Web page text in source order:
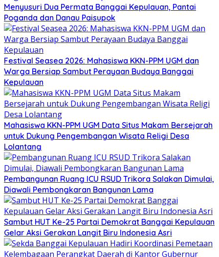
Menyusuri Dua Permata Banggai Kepulauan, Pantai
Poganda dan Danau Paisupok
Festival Seasea 2026: Mahasiswa KKN-PPM UGM dan
Warga Bersiap Sambut Perayaan Budaya Banggai
Kepulauan
Mahasiswa KKN-PPM UGM Data Situs Makam Bersejarah
untuk Dukung Pengembangan Wisata Religi Desa
Lolantang
Pembangunan Ruang ICU RSUD Trikora Salakan Dimulai,
Diawali Pembongkaran Bangunan Lama
Sambut HUT Ke-25 Partai Demokrat Banggai Kepulauan
Gelar Aksi Gerakan Langit Biru Indonesia Asri